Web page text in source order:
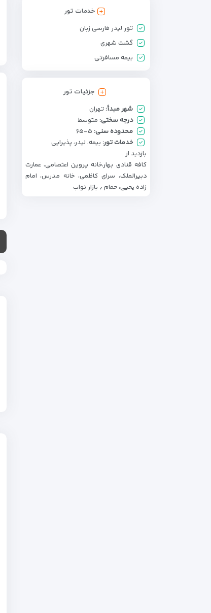
خدمات تور
تور لیدر فارسی زبان
گشت شهری
بیمه مسافرتی
جزئیات تور
شهر مبدأ: تهران
درجه سختی: متوسط
محدوده سنی: ۵-۶۵
خدمات تور: بیمه، لیدر، پذیرایی
بازدید از :
کافه قنادی بهار،خانه پروین اعتصامی، عمارت
دبیرالملک، سرای کاظمی، خانه مدرس، امام
زاده یحیی، حمام ٫ بازار نواب